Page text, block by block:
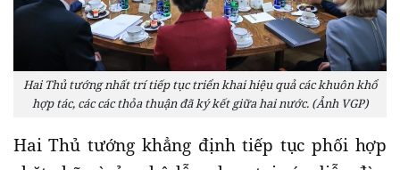
Hai Thủ tướng nhất trí tiếp tục triển khai hiệu quả các khuôn khổ
hợp tác, các các thỏa thuận đã ký kết giữa hai nước. (Ảnh VGP)
Hai Thủ tướng khẳng định tiếp tục phối hợp